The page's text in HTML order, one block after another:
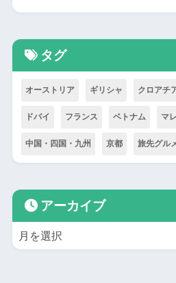
タグ
オーストリア ギリシャ クロアチ
ドバイ フランス ベトナム マ
中国・四国・九州 京都 旅先グル
アーカイブ